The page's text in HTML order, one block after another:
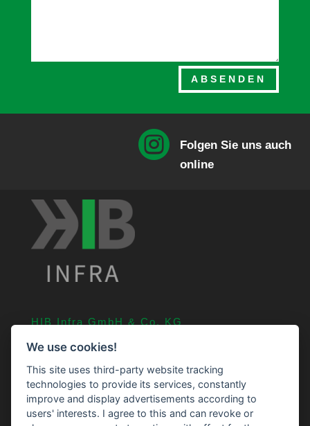
ABSENDEN

Folgen Sie uns auch
online
HIB Infra GmbH & Co. KG
An der Straßenmeisterei 11
04326 75 239 0
info@HIB-Infra.de
We use cookies!
This site uses third-party website tracking
technologies to provide its services, constantly
improve and display advertisements according to
users' interests. I agree to this and can revoke or